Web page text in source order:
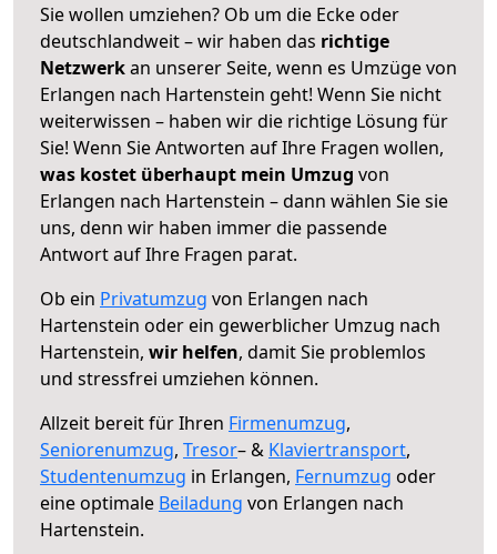
Sie wollen umziehen? Ob um die Ecke oder
deutschlandweit – wir haben das richtige
Netzwerkan unserer Seite, wenn es Umzüge von
Erlangen nach Hartenstein geht! Wenn Sie nicht
weiterwissen – haben wir die richtige Lösung für
Sie! Wenn Sie Antworten auf Ihre Fragen wollen,
was kostet überhaupt mein Umzug von
Erlangen nach Hartenstein – dann wählen Sie sie
uns, denn wir haben immer die passende
Antwort auf Ihre Fragen parat.
Ob ein Privatumzug von Erlangen nach
Hartenstein oder ein gewerblicher Umzug nach
Hartenstein, wir helfen, damit Sie problemlos
und stressfrei umziehen können.
Allzeit bereit für Ihren Firmenumzug,
Seniorenumzug, Tresor– & Klaviertransport,
Studentenumzug in Erlangen, Fernumzug oder
eine optimale Beiladung von Erlangen nach
Hartenstein.